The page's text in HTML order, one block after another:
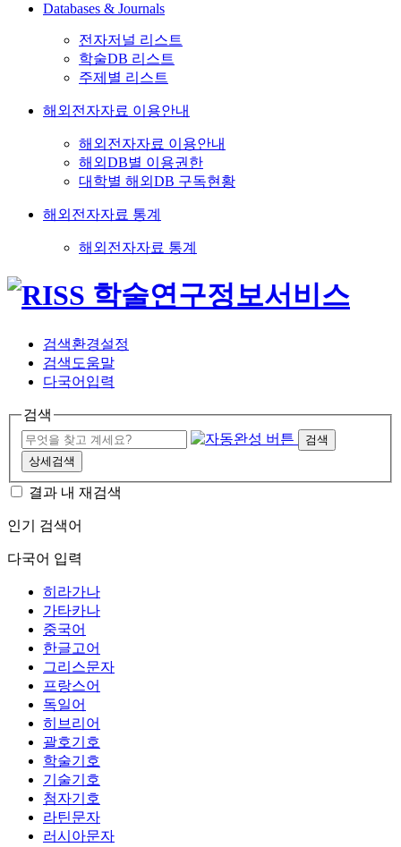
Databases & Journals
전자저널 리스트
학술DB 리스트
주제별 리스트
해외전자자료 이용안내
해외전자자료 이용안내
해외DB별 이용권한
대학별 해외DB 구독현황
해외전자자료 통계
해외전자자료 통계
검색환경설정
검색도움말
다국어입력
검색
검색
상세검색
결과 내 재검색
인기 검색어
다국어 입력
히라가나
가타카나
중국어
한글고어
그리스문자
프랑스어
독일어
히브리어
괄호기호
학술기호
기술기호
첨자기호
라틴문자
러시아문자